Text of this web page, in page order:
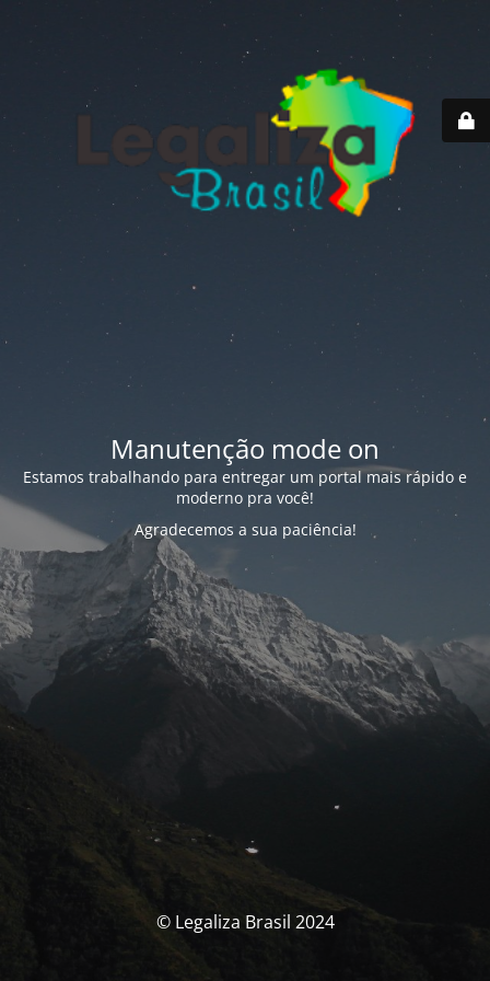
Manutenção mode on
Estamos trabalhando para entregar um portal mais rápido e
moderno pra você!
Agradecemos a sua paciência!
© Legaliza Brasil 2024